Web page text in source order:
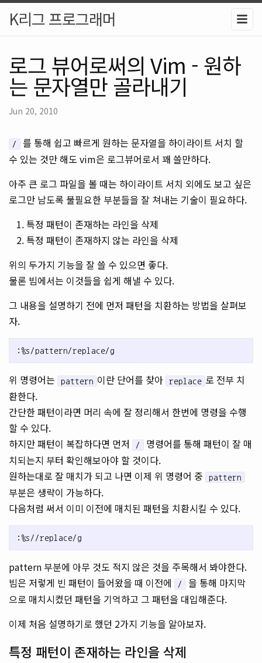
K리그 프로그래머
로그 뷰어로써의 Vim - 원하
는 문자열만 골라내기
Jun 20, 2010
/
를 통해 쉽고 빠르게 원하는 문자열을 하이라이트 서치 할
수 있는 것만 해도 vim은 로그뷰어로서 꽤 쓸만하다.
아주 큰 로그 파일을 볼 때는 하이라이트 서치 외에도 보고 싶은
로그만 남도록 불필요한 부분들을 잘 쳐내는 기술이 필요하다.
특정 패턴이 존재하는 라인을 삭제
특정 패턴이 존재하지 않는 라인을 삭제
위의 두가지 기능을 잘 쓸 수 있으면 좋다.
물론 빔에서는 이것들을 쉽게 해낼 수 있다.
그 내용을 설명하기 전에 먼저 패턴을 치환하는 방법을 살펴보
자.
위 명령어는 pattern 이란 단어를 찾아 replace 로 전부 치
환한다.
간단한 패턴이라면 머리 속에 잘 정리해서 한번에 명령을 수행
할 수 있다.
하지만 패턴이 복잡하다면 먼저
/
명령어를 통해 패턴이 잘 매
치되는지 부터 확인해보아야 할 것이다.
원하는대로 잘 매치가 되고 나면 이제 위 명령어 중
pattern
부분은 생략이 가능하다.
다음처럼 써서 이미 이전에 매치된 패턴을 치환시킬 수 있다.
pattern 부분에 아무 것도 적지 않은 것을 주목해서 봐야한다.
빔은 저렇게 빈 패턴이 들어왔을 때 이전에
/
을 통해 마지막
으로 매치시켰던 패턴을 기억하고 그 패턴을 대입해준다.
이제 처음 설명하기로 했던 2가지 기능을 알아보자.
특정 패턴이 존재하는 라인을 삭제